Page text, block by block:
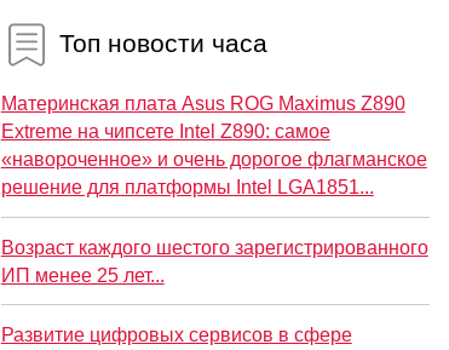
Топ новости часа
Материнская плата Asus ROG Maximus Z890
Extreme на чипсете Intel Z890: самое
«навороченное» и очень дорогое флагманское
решение для платформы Intel LGA1851...
Возраст каждого шестого зарегистрированного
ИП менее 25 лет...
Развитие цифровых сервисов в сфере